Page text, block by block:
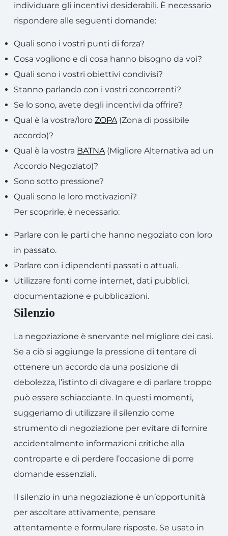
individuare gli incentivi desiderabili. È necessario
rispondere alle seguenti domande:
Quali sono i vostri punti di forza?
Cosa vogliono e di cosa hanno bisogno da voi?
Quali sono i vostri obiettivi condivisi?
Stanno parlando con i vostri concorrenti?
Se lo sono, avete degli incentivi da offrire?
Qual è la vostra/loro ZOPA(Zona di possibile
accordo)?
Qual è la vostra BATNA(Migliore Alternativa ad un
Accordo Negoziato)?
Sono sotto pressione?
Quali sono le loro motivazioni?
Per scoprirle, è necessario:
Parlare con le parti che hanno negoziato con loro
in passato.
Parlare con i dipendenti passati o attuali.
Utilizzare fonti come internet, dati pubblici,
documentazione e pubblicazioni.
Silenzio
La negoziazione è snervante nel migliore dei casi.
Se a ciò si aggiunge la pressione di tentare di
ottenere un accordo da una posizione di
debolezza, l’istinto di divagare e di parlare troppo
può essere schiacciante. In questi momenti,
suggeriamo di utilizzare il silenzio come
strumento di negoziazione per evitare di fornire
accidentalmente informazioni critiche alla
controparte e di perdere l’occasione di porre
domande essenziali.
Il silenzio in una negoziazione è un’opportunità
per ascoltare attivamente, pensare
attentamente e formulare risposte. Se usato in